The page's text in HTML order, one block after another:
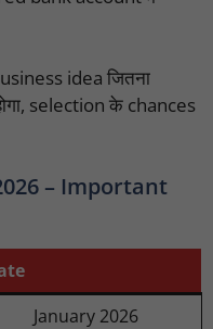
idea जितना
selection के chances
– Important
January 2026